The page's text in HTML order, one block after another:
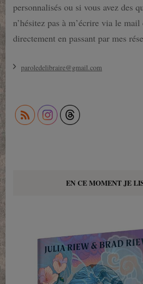
personnalisés ou si vous avez des
n’hésitez pas à m’écrire via le mail
directement en passant par mes
paroledelibraire@gmail.com
EN CE MOMENT JE